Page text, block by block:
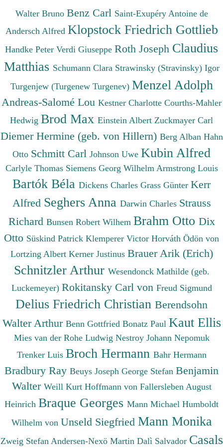
Walter Bruno Benz Carl Saint-Exupéry Antoine de
Andersch Alfred Klopstock Friedrich Gottlieb
Handke Peter Verdi Giuseppe Roth Joseph Claudius
Matthias Schumann Clara Strawinsky (Stravinsky) Igor
Turgenjew (Turgenew Turgenev) Menzel Adolph
Andreas-Salomé Lou Kestner Charlotte Courths-Mahler
Hedwig Brod Max Einstein Albert Zuckmayer Carl
Diemer Hermine (geb. von Hillern) Berg Alban Hahn
Otto Schmitt Carl Johnson Uwe Kubin Alfred
Carlyle Thomas Siemens Georg Wilhelm Armstrong Louis
Bartók Béla Dickens Charles Grass Günter Kerr
Alfred Seghers Anna Darwin Charles Strauss
Richard Bunsen Robert Wilhem Brahm Otto Dix
Otto Süskind Patrick Klemperer Victor Horváth Ödön von
Lortzing Albert Kerner Justinus Brauer Arik (Erich)
Schnitzler Arthur Wesendonck Mathilde (geb.
Luckemeyer) Rokitansky Carl von Freud Sigmund
Delius Friedrich Christian Berendsohn
Walter Arthur Benn Gottfried Bonatz Paul Kaut Ellis
Mies van der Rohe Ludwig Nestroy Johann Nepomuk
Trenker Luis Broch Hermann Bahr Hermann
Bradbury Ray Beuys Joseph George Stefan Benjamin
Walter Weill Kurt Hoffmann von Fallersleben August
Heinrich Braque Georges Mann Michael Humboldt
Wilhelm von Unseld Siegfried Mann Monika
Zweig Stefan Andersen-Nexö Martin Dalì Salvador Casals